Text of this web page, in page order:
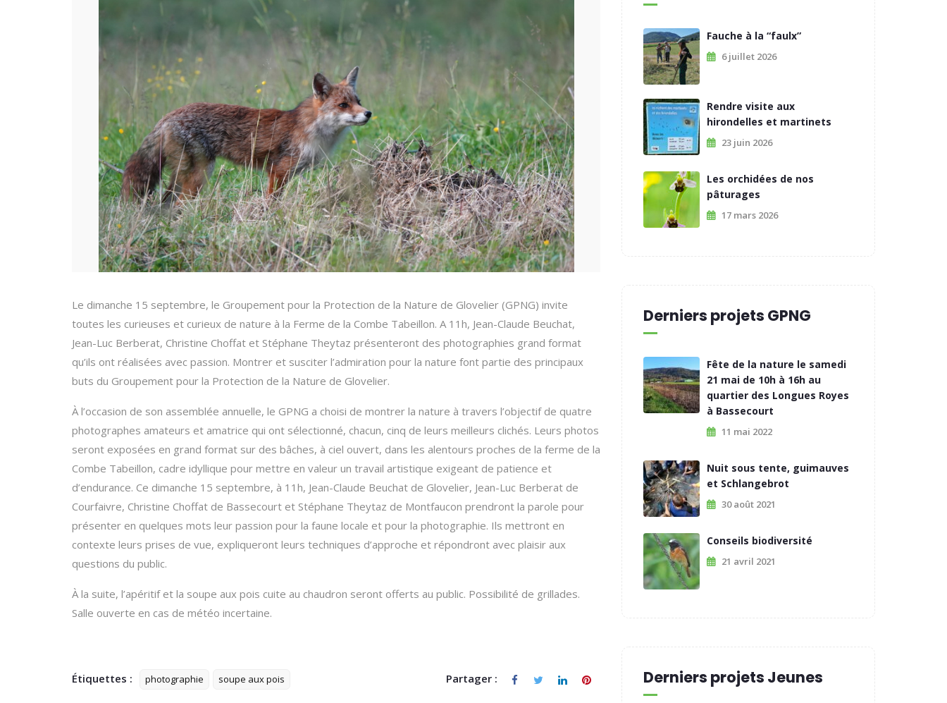
Le dimanche 15 septembre, le Groupement pour la Protection de la Nature de Glovelier (GPNG) invite
toutes les curieuses et curieux de nature à la Ferme de la Combe Tabeillon. A 11h, Jean-Claude Beuchat,
Jean-Luc Berberat, Christine Choffat et Stéphane Theytaz présenteront des photographies grand format
qu’ils ont réalisées avec passion. Montrer et susciter l’admiration pour la nature font partie des principaux
buts du Groupement pour la Protection de la Nature de Glovelier.
À l’occasion de son assemblée annuelle, le GPNG a choisi de montrer la nature à travers l’objectif de quatre
photographes amateurs et amatrice qui ont sélectionné, chacun, cinq de leurs meilleurs clichés. Leurs photos
seront exposées en grand format sur des bâches, à ciel ouvert, dans les alentours proches de la ferme de la
Combe Tabeillon, cadre idyllique pour mettre en valeur un travail artistique exigeant de patience et
d’endurance. Ce dimanche 15 septembre, à 11h, Jean-Claude Beuchat de Glovelier, Jean-Luc Berberat de
Courfaivre, Christine Choffat de Bassecourt et Stéphane Theytaz de Montfaucon prendront la parole pour
présenter en quelques mots leur passion pour la faune locale et pour la photographie. Ils mettront en
contexte leurs prises de vue, expliqueront leurs techniques d’approche et répondront avec plaisir aux
questions du public.
À la suite, l’apéritif et la soupe aux pois cuite au chaudron seront offerts au public. Possibilité de grillades.
Salle ouverte en cas de météo incertaine.
Étiquettes : photographie soupe aux pois Partager :
Fauche à la “faulx”
6 juillet 2026
Rendre visite aux
hirondelles et martinets
23 juin 2026
Les orchidées de nos
pâturages
17 mars 2026
Derniers projets GPNG
Fête de la nature le samedi
21 mai de 10h à 16h au
quartier des Longues Royes
à Bassecourt
11 mai 2022
Nuit sous tente, guimauves
et Schlangebrot
30 août 2021
Conseils biodiversité
21 avril 2021
Derniers projets Jeunes